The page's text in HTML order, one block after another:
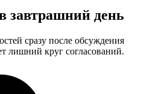
завтрашний день
сразу после обсуждения
лишний круг согласований.